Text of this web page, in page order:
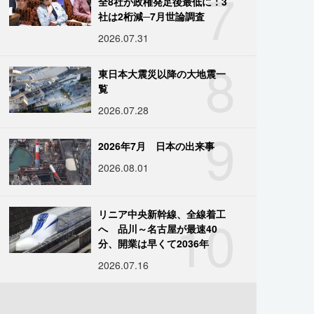
7
社は2桁減─7月世論調査
2026.07.31
8
東日本大震災以降の大地震一
覧
2026.07.28
9
2026年7月 日本の出来事
2026.08.01
10
リニア中央新幹線、全線着工
へ 品川～名古屋が最速40
分、開業は早くて2036年
2026.07.16